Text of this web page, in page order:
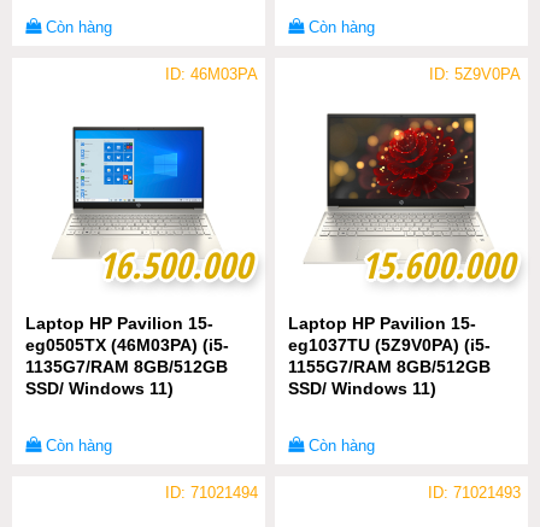
Còn hàng Còn hàng
ID: 46M03PA
16.500.000
16.500.000
Laptop HP Pavilion 15-
eg0505TX (46M03PA) (i5-
1135G7/RAM 8GB/512GB
SSD/ Windows 11)
Còn hàng
ID: 5Z9V0PA
15.600.000
15.600.000
Laptop HP Pavilion 15-
eg1037TU (5Z9V0PA) (i5-
1155G7/RAM 8GB/512GB
SSD/ Windows 11)
Còn hàng
ID: 71021494 ID: 71021493